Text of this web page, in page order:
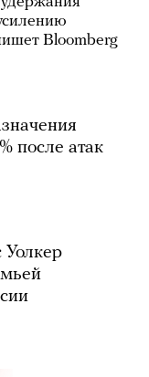
Bloomberg
после атак
Уолкер